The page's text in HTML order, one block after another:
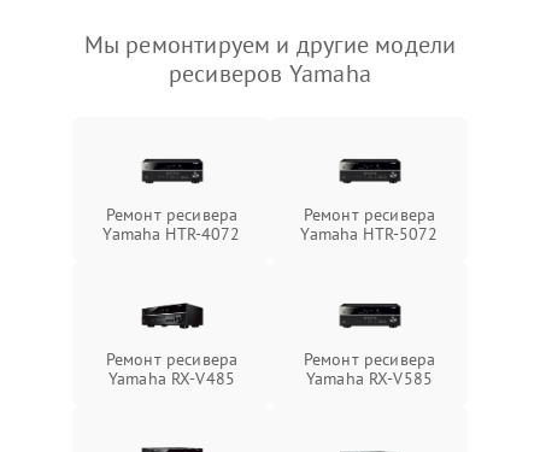
Мы ремонтируем и другие модели
ресиверов Yamaha
Ремонт ресивера
Yamaha HTR-4072
Ремонт ресивера
Yamaha HTR-5072
Ремонт ресивера
Yamaha RX-V485
Ремонт ресивера
Yamaha RX-V585